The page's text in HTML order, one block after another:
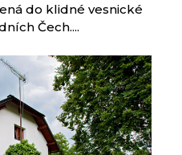
do klidné vesnické
Čech....